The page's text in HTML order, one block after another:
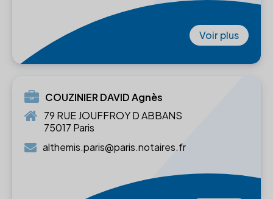
Voir plus
COUZINIER DAVID Agnès
79 RUE JOUFFROY D ABBANS
75017 Paris
althemis.paris@paris.notaires.fr